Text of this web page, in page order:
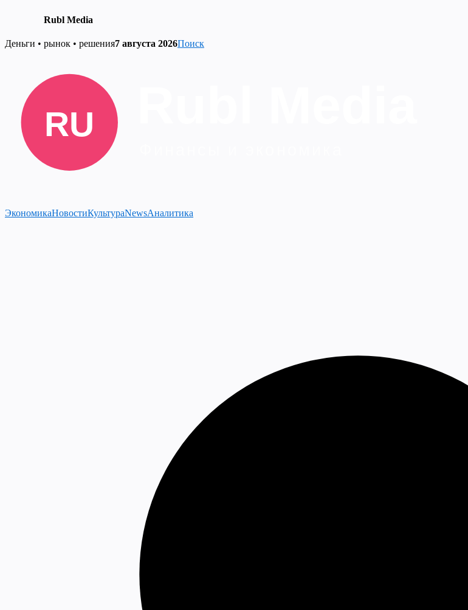
Rubl Media
Skip
Деньги • рынок • решения7 августа 2026Поиск
ЭкономикаНовостиКультураNewsАналитика